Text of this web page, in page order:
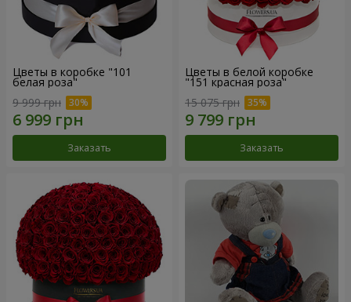
Цветы в коробке "101
белая роза"
9 999 грн
Заказать
Цветы в белой коробке
"151 красная роза"
15 075 грн
Заказать